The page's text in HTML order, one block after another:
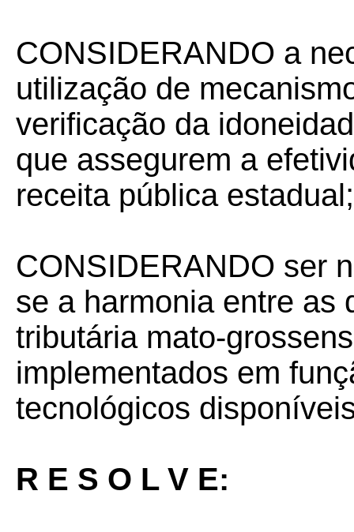
CONSIDERANDO a
utilização de
verificação da
que assegurem a
receita pública estadual;
CONSIDERANDO ser
se a harmonia entre as
tributária mato-
implementados em
tecnológicos
R E S O L V E: